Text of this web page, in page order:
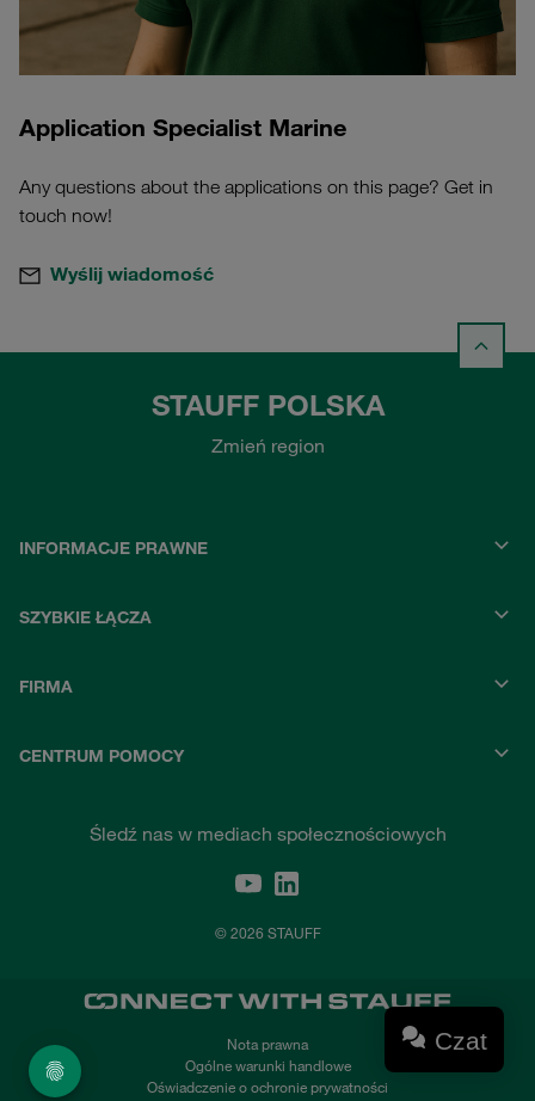
Application Specialist Marine
Any questions about the applications on this page? Get in
touch now!
Wyślij wiadomość
STAUFF POLSKA
Zmień region
INFORMACJE PRAWNE
SZYBKIE ŁĄCZA
FIRMA
CENTRUM POMOCY
Śledź nas w mediach społecznościowych
© 2026 STAUFF
Nota prawna
Ogólne warunki handlowe
Oświadczenie o ochronie prywatności
Czat